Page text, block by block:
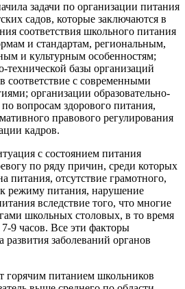
задачи по организации питания
садов, которые заключаются в
соответствия школьного питания
и стандартам, региональным,
и культурным особенностям;
технической базы организаций
соответствие с современными
организации образовательно-
вопросам здорового питания,
правового регулирования
кадров.
с состоянием питания
по ряду причин, среди которых
питания, отсутствие грамотного,
режиму питания, нарушение
вследствие того, что многие
школьных столовых, в то время
9 часов. Все эти факторы
заболеваний органов
горячим питанием школьников